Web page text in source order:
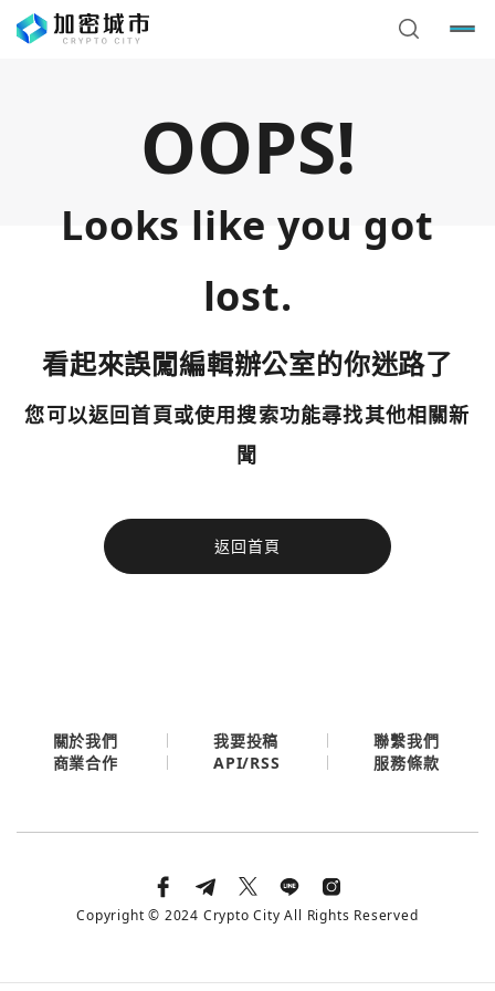
OOPS!
Looks like you got
lost.
看起來誤闖編輯辦公室的你迷路了
您可以返回首頁或使用搜索功能尋找其他相關新
聞
返回首頁
今日熱門
使用以下帳號繼續
您已閒置5分鐘，請點擊關閉按鈕或空白處，即可回到加密
今日熱門
關於我們 我要投稿
聯繫我們
商業合作
API/RSS 服務條款
Copyright © 2024 Crypto City All Rights Reserved